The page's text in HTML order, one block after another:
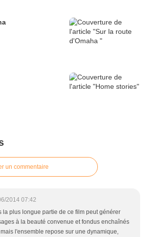
un commentaire
2014 07:42
la plus longue partie de ce film peut générer
à la beauté convenue et fondus enchaînés
l'ensemble repose sur une dynamique,